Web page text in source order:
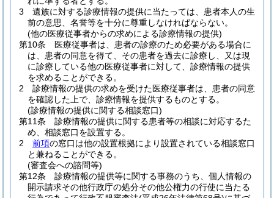
3
遺族に対する診療情報の提供に当たっては、患者本人の生
前の意思、名誉等を十分に尊重しなければならない。
(他の医療従事者からの求めによる診療情報の提供)
第10条
医療従事者は、患者の診療のため必要がある場合に
は、患者の同意を得て、その患者を過去に診療し、又は現
に診療している他の医療従事者に対して、診療情報の提供
を求めることができる。
2
診療情報の提供の求めを受けた医療従事者は、患者の同意
を確認した上で、診療情報を提供するものとする。
(診療情報の提供に関する相談窓口)
第11条
診療情報の提供に関する患者等の相談に対応するた
め、相談窓口を設置する。
2
前項の窓口は他の設置根拠により設置されている相談窓口
と兼ねることができる。
(審査会への諮問等)
第12条
診療情報の提供等に関する事務のうち、個人情報の
開示請求その他行政庁の処分その他公権力の行使に当たる